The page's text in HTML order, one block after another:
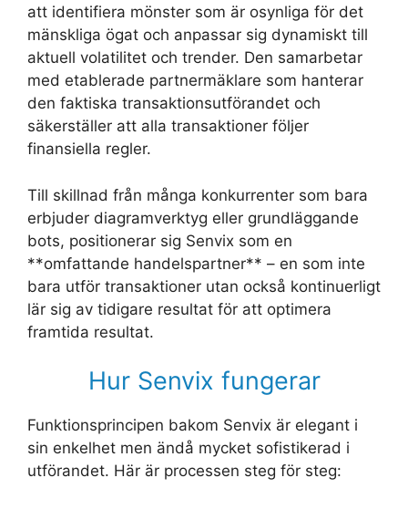
att identifiera mönster som är osynliga för det
mänskliga ögat och anpassar sig dynamiskt till
aktuell volatilitet och trender. Den samarbetar
med etablerade partnermäklare som hanterar
den faktiska transaktionsutförandet och
säkerställer att alla transaktioner följer
finansiella regler.
Till skillnad från många konkurrenter som bara
erbjuder diagramverktyg eller grundläggande
bots, positionerar sig Senvix som en
**omfattande handelspartner** – en som inte
bara utför transaktioner utan också kontinuerligt
lär sig av tidigare resultat för att optimera
framtida resultat.
Hur Senvix fungerar
Funktionsprincipen bakom Senvix är elegant i
sin enkelhet men ändå mycket sofistikerad i
utförandet. Här är processen steg för steg: